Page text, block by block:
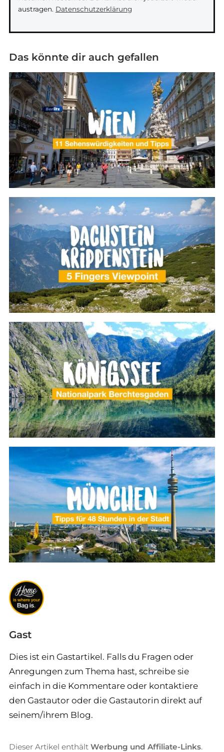
austragen. Datenschutzerklärung
Das könnte dir auch gefallen
Gast
Dies ist ein Gastartikel. Falls du Fragen oder
Anregungen zum Thema hast, schreibe sie
einfach in die Kommentare oder kontaktiere
den Gastautor oder die Gastautorin direkt auf
seinem/ihrem Blog.
Dieser Artikel enthält Werbung und Affiliate-Links.